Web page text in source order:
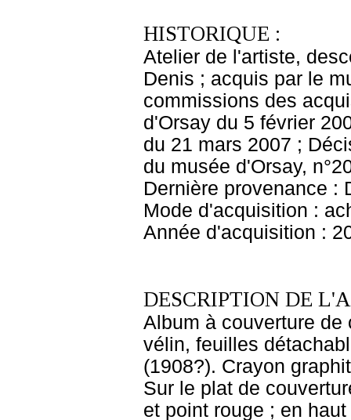
HISTORIQUE :
Atelier de l'artiste,
Denis ; acquis par le
commissions des
d'Orsay du 5 février
du 21 mars 2007 ;
du musée d'Orsay,
Dernière provenance :
Mode d'acquisition :
Année d'acquisition :
DESCRIPTION DE
Album à couverture de
vélin, feuilles
(1908?). Crayon
Sur le plat de
et point rouge ; en